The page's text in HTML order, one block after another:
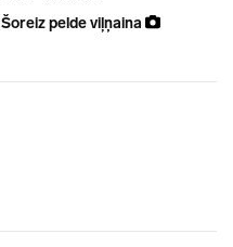
Šoreiz pelde viļņaina